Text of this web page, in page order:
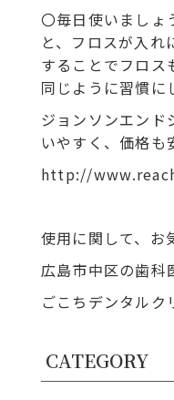
〇毎日使いまし
と、フロスが入れ
することでフロス
同じように習慣に
ジョンソンエンド
いやすく、価格
http://
使用に関して、お
広島市中区の歯科
ごこちデンタルク
CATEGORY